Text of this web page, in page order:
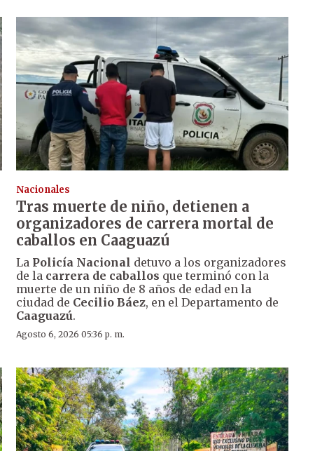
Nacionales
Tras muerte de niño, detienen a
organizadores de carrera mortal de
caballos en Caaguazú
La Policía Nacional detuvo a los organizadores
de la carrera de caballos que terminó con la
muerte de un niño de 8 años de edad en la
ciudad de Cecilio Báez, en el Departamento de
Caaguazú.
Agosto 6, 2026 05:36 p. m.